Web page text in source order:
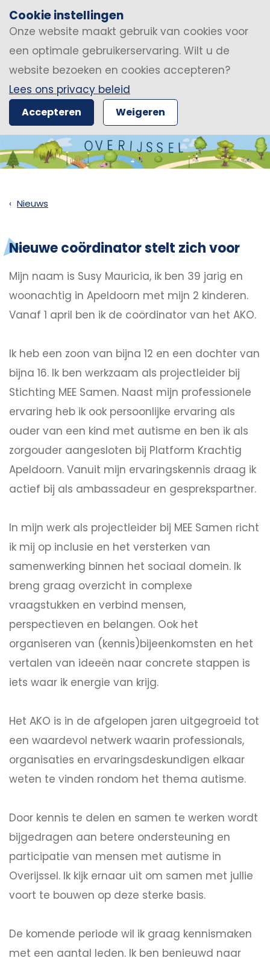
Cookie instellingen
Onze website maakt gebruik van cookies voor
een optimale gebruikerservaring. Wilt u de
website bezoeken en cookies accepteren?
Lees ons privacy beleid
Accepteren Weigeren
Nieuws
Nieuwe coördinator stelt zich voor
Mijn naam is Susy Mauricia, ik ben 39 jarig en
woonachtig in Apeldoorn met mijn 2 kinderen.
Vanaf 1 april ben ik de coördinator van het AKO.
Ik heb een zoon van bijna 12 en een dochter van
bijna 16. Ik ben werkzaam als projectleider bij
Stichting MEE Samen. Naast mijn professionele
ervaring heb ik ook persoonlijke ervaring als
ouder van een kind met autisme en ben ik als
zorgouder aangesloten bij Platform Krachtig
Apeldoorn. Vanuit mijn ervaringskennis draag ik
actief bij als ambassadeur en gesprekspartner.
In mijn werk als projectleider bij MEE Samen richt
ik mij op inclusie en het versterken van
samenwerking binnen het sociaal domein. Ik
breng graag overzicht in complexe
vraagstukken en verbind mensen,
perspectieven en belangen. Ook het
organiseren van (kennis)bijeenkomsten en het
vertalen van ideeën naar concrete stappen is
iets waar ik energie van krijg.
Het AKO is in de afgelopen jaren uitgegroeid tot
een waardevol netwerk waarin professionals,
organisaties en ervaringsdeskundigen elkaar
weten te vinden rondom het thema autisme.
Door kennis te delen en samen te werken wordt
bijgedragen aan betere ondersteuning en
participatie van mensen met autisme in
Overijssel. Ik kijk ernaar uit om samen met jullie
voort te bouwen op deze sterke basis.
De komende periode wil ik graag kennismaken
met een aantal leden. Ik ben benieuwd naar